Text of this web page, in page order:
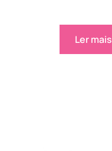
Ler mais